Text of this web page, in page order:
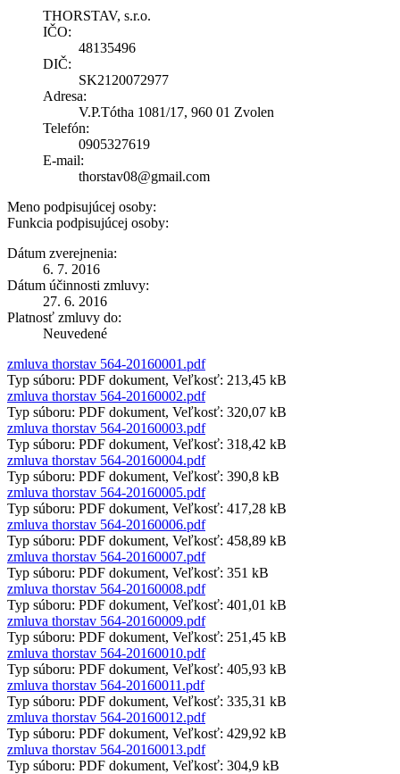
THORSTAV, s.r.o.
IČO:
48135496
DIČ:
SK2120072977
Adresa:
V.P.Tótha 1081/17, 960 01 Zvolen
Telefón:
0905327619
E-mail:
thorstav08@gmail.com
Meno podpisujúcej osoby:
Funkcia podpisujúcej osoby:
Dátum zverejnenia:
6. 7. 2016
Dátum účinnosti zmluvy:
27. 6. 2016
Platnosť zmluvy do:
Neuvedené
zmluva thorstav 564-20160001.pdf
Typ súboru: PDF dokument, Veľkosť: 213,45 kB
zmluva thorstav 564-20160002.pdf
Typ súboru: PDF dokument, Veľkosť: 320,07 kB
zmluva thorstav 564-20160003.pdf
Typ súboru: PDF dokument, Veľkosť: 318,42 kB
zmluva thorstav 564-20160004.pdf
Typ súboru: PDF dokument, Veľkosť: 390,8 kB
zmluva thorstav 564-20160005.pdf
Typ súboru: PDF dokument, Veľkosť: 417,28 kB
zmluva thorstav 564-20160006.pdf
Typ súboru: PDF dokument, Veľkosť: 458,89 kB
zmluva thorstav 564-20160007.pdf
Typ súboru: PDF dokument, Veľkosť: 351 kB
zmluva thorstav 564-20160008.pdf
Typ súboru: PDF dokument, Veľkosť: 401,01 kB
zmluva thorstav 564-20160009.pdf
Typ súboru: PDF dokument, Veľkosť: 251,45 kB
zmluva thorstav 564-20160010.pdf
Typ súboru: PDF dokument, Veľkosť: 405,93 kB
zmluva thorstav 564-20160011.pdf
Typ súboru: PDF dokument, Veľkosť: 335,31 kB
zmluva thorstav 564-20160012.pdf
Typ súboru: PDF dokument, Veľkosť: 429,92 kB
zmluva thorstav 564-20160013.pdf
Typ súboru: PDF dokument, Veľkosť: 304,9 kB